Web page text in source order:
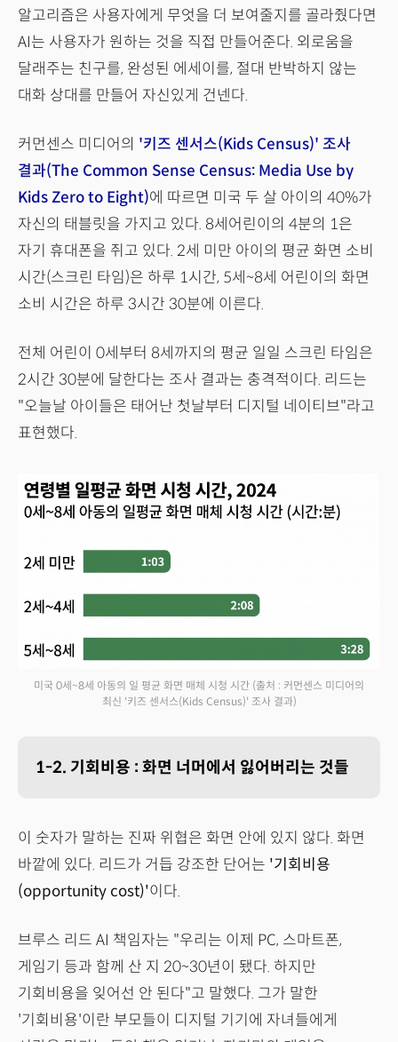
알고리즘은 사용자에게 무엇을 더 보여줄지를 골라줬다면
AI는 사용자가 원하는 것을 직접 만들어준다. 외로움을
달래주는 친구를, 완성된 에세이를, 절대 반박하지 않는
대화 상대를 만들어 자신있게 건넨다.
커먼센스 미디어의 '키즈 센서스(Kids Census)' 조사
결과(The Common Sense Census: Media Use by
Kids Zero to Eight)에 따르면 미국 두 살 아이의 40%가
자신의 태블릿을 가지고 있다. 8세어린이의 4분의 1은
자기 휴대폰을 쥐고 있다. 2세 미만 아이의 평균 화면 소비
시간(스크린 타임)은 하루 1시간, 5세~8세 어린이의 화면
소비 시간은 하루 3시간 30분에 이른다.
전체 어린이 0세부터 8세까지의 평균 일일 스크린 타임은
2시간 30분에 달한다는 조사 결과는 충격적이다. 리드는
"오늘날 아이들은 태어난 첫날부터 디지털 네이티브"라고
표현했다.
미국 0세~8세 아동의 일 평균 화면 매체 시청 시간 (출처 : 커먼센스 미디어의
최신 '키즈 센서스(Kids Census)' 조사 결과)
1-2. 기회비용 : 화면 너머에서 잃어버리는 것들
이 숫자가 말하는 진짜 위협은 화면 안에 있지 않다. 화면
바깥에 있다. 리드가 거듭 강조한 단어는 '기회비용
(opportunity cost)'이다.
브루스 리드 AI 책임자는 "우리는 이제 PC, 스마트폰,
게임기 등과 함께 산 지 20~30년이 됐다. 하지만
기회비용을 잊어선 안 된다"고 말했다. 그가 말한
'기회비용'이란 부모들이 디지털 기기에 자녀들에게